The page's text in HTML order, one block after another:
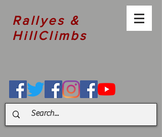
Rallyes &
HillClimbs